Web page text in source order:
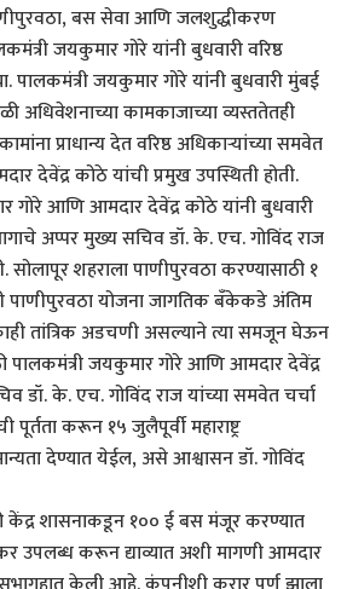
बस सेवा आणि जलशुद्धीकरण
जयकुमार गोरे यांनी बुधवारी वरिष्ठ
पालकमंत्री जयकुमार गोरे यांनी बुधवारी मुंबई
अधिवेशनाच्या कामकाजाच्या व्यस्ततेतही
प्राधान्य देत वरिष्ठ अधिकाऱ्यांच्या समवेत
देवेंद्र कोठे यांची प्रमुख उपस्थिती होती.
आणि आमदार देवेंद्र कोठे यांनी बुधवारी
अप्पर मुख्य सचिव डॉ. के. एच. गोविंद राज
शहराला पाणीपुरवठा करण्यासाठी १
पाणीपुरवठा योजना जागतिक बँकेकडे अंतिम
तांत्रिक अडचणी असल्याने त्या समजून घेऊन
पालकमंत्री जयकुमार गोरे आणि आमदार देवेंद्र
डॉ. के. एच. गोविंद राज यांच्या समवेत चर्चा
पूर्तता करून १५ जुलैपूर्वी महाराष्ट्र
देण्यात येईल, असे आश्वासन डॉ. गोविंद
शासनाकडून १०० ई बस मंजूर करण्यात
करून द्याव्यात अशी मागणी आमदार